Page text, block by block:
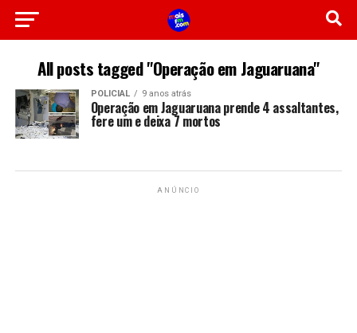
All posts tagged "Operação em Jaguaruana"
POLICIAL 9 anos atrás
Operação em Jaguaruana prende 4 assaltantes,
fere um e deixa 7 mortos
ANÚNCIO